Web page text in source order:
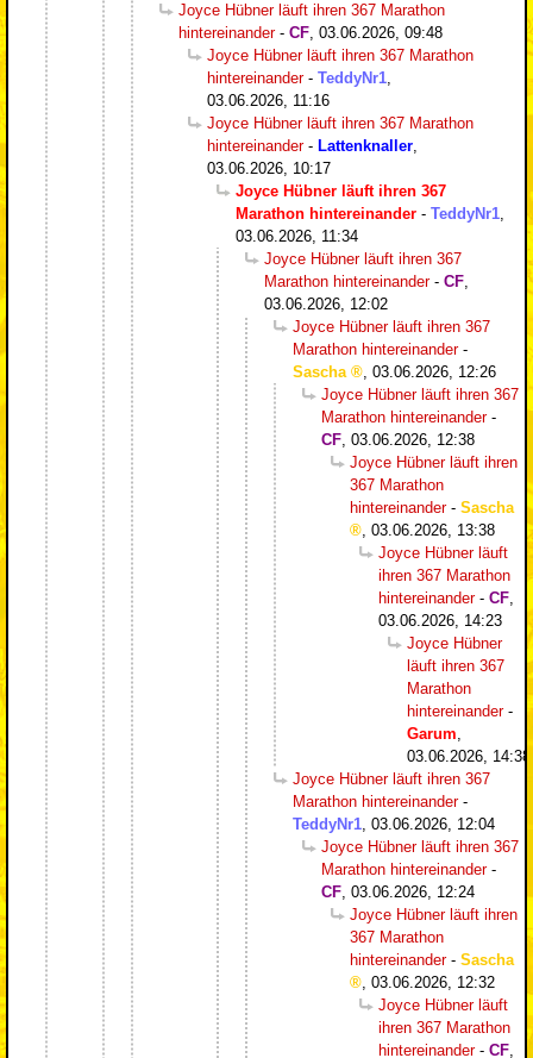
Joyce Hübner läuft ihren 367 Marathon
hintereinander- CF, 03.06.2026, 09:48
Joyce Hübner läuft ihren 367 Marathon
hintereinander- TeddyNr1,
03.06.2026, 11:16
Joyce Hübner läuft ihren 367 Marathon
hintereinander- Lattenknaller,
03.06.2026, 10:17
Joyce Hübner läuft ihren 367
Marathon hintereinander - TeddyNr1,
03.06.2026, 11:34
Joyce Hübner läuft ihren 367
Marathon hintereinander- CF,
03.06.2026, 12:02
Joyce Hübner läuft ihren 367
Marathon hintereinander-
Sascha
, 03.06.2026, 12:26
Joyce Hübner läuft ihren 367
Marathon hintereinander-
CF, 03.06.2026, 12:38
Joyce Hübner läuft ihren
367 Marathon
hintereinander- Sascha
, 03.06.2026, 13:38
Joyce Hübner läuft
ihren 367 Marathon
hintereinander- CF,
03.06.2026, 14:23
Joyce Hübner
läuft ihren 367
Marathon
hintereinander-
Garum,
03.06.2026, 14:38
Joyce Hübner läuft ihren 367
Marathon hintereinander-
TeddyNr1, 03.06.2026, 12:04
Joyce Hübner läuft ihren 367
Marathon hintereinander-
CF, 03.06.2026, 12:24
Joyce Hübner läuft ihren
367 Marathon
hintereinander- Sascha
, 03.06.2026, 12:32
Joyce Hübner läuft
ihren 367 Marathon
hintereinander- CF,